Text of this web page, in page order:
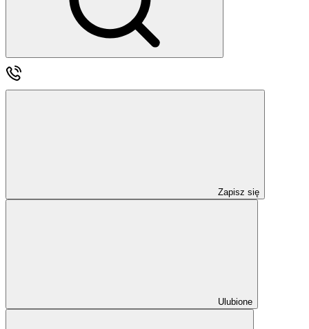
Zapisz się
Ulubione